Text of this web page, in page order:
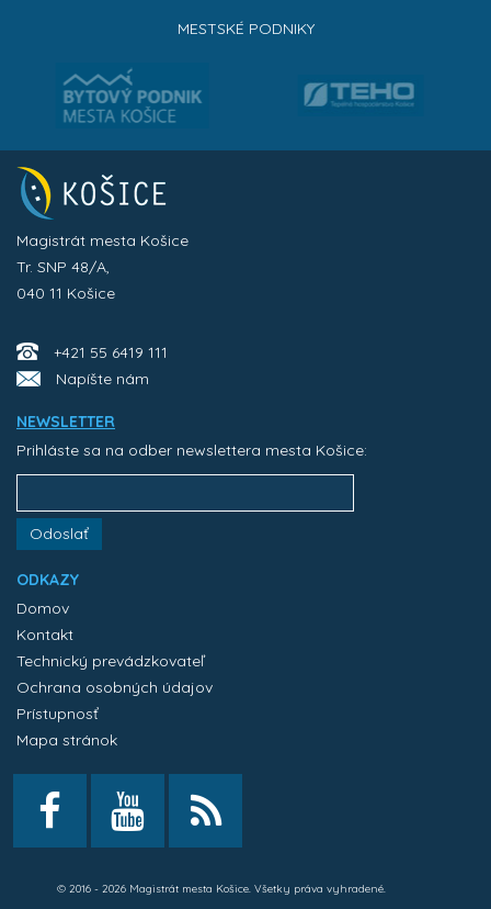
MESTSKÉ PODNIKY
Magistrát mesta Košice
Tr. SNP 48/A,
040 11 Košice
+421 55 6419 111
Napíšte nám
NEWSLETTER
Prihláste sa na odber newslettera mesta Košice:
Odoslať
ODKAZY
Domov
Kontakt
Technický prevádzkovateľ
Ochrana osobných údajov
Prístupnosť
Mapa stránok
© 2016 - 2026 Magistrát mesta Košice. Všetky práva vyhradené.